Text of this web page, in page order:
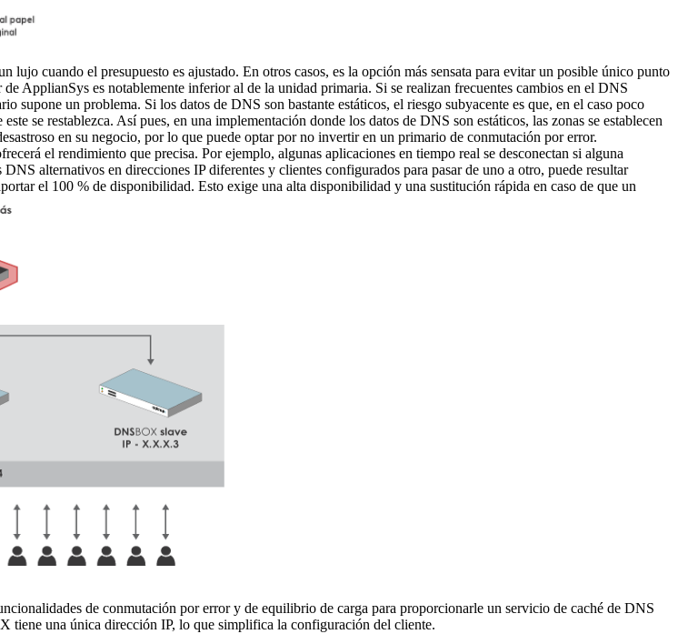
cuando el presupuesto es ajustado. En otros casos, es la opción más sensata para evitar un posible único punto
ApplianSys es notablemente inferior al de la unidad primaria. Si se realizan frecuentes cambios en el DNS
un problema. Si los datos de DNS son bastante estáticos, el riesgo subyacente es que, en el caso poco
se restablezca. Así pues, en una implementación donde los datos de DNS son estáticos, las zonas se establecen
en su negocio, por lo que puede optar por no invertir en un primario de conmutación por error.
el rendimiento que precisa. Por ejemplo, algunas aplicaciones en tiempo real se desconectan si alguna
alternativos en direcciones IP diferentes y clientes configurados para pasar de uno a otro, puede resultar
el 100 % de disponibilidad. Esto exige una alta disponibilidad y una sustitución rápida en caso de que un
de conmutación por error y de equilibrio de carga para proporcionarle un servicio de caché de DNS
tiene una única dirección IP, lo que simplifica la configuración del cliente.